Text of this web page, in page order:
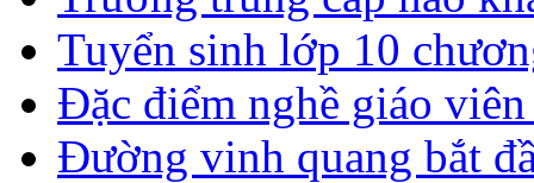
Tuyển sinh lớp 10
Đặc điểm nghề giáo
Đường vinh quang bắt